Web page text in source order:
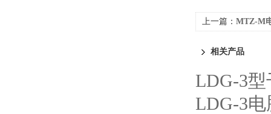
上一篇： MTZ-M
相关产品
LDG-3
LDG-3